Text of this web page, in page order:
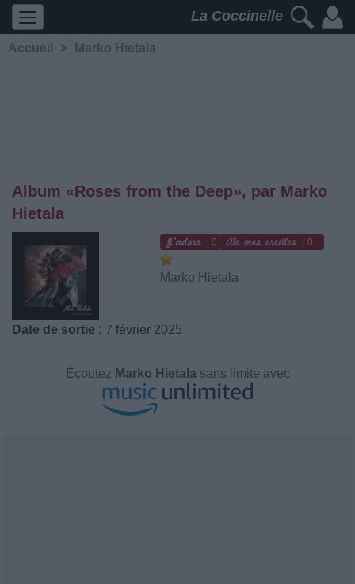
La Coccinelle
Accueil > Marko Hietala
Album «Roses from the Deep», par Marko
Hietala
0 0
Marko Hietala
Date de sortie : 7 février 2025
Écoutez Marko Hietala sans limite avec